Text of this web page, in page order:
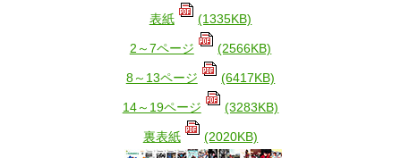
表紙 (1335KB)
2～7ページ (2566KB)
8～13ページ (6417KB)
14～19ページ (3283KB)
裏表紙 (2020KB)